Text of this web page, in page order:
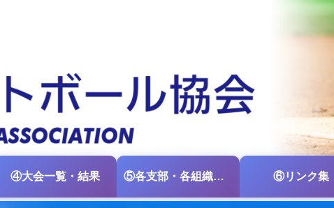
④大会一覧・結果 ⑤各支部・各組織の掲示板 ⑥リンク集